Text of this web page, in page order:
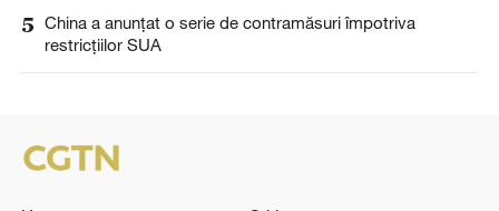
5 China a anunţat o serie de contramăsuri împotriva
restricţiilor SUA